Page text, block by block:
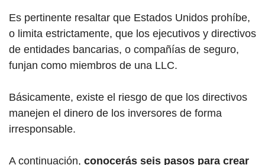
Es pertinente resaltar que Estados Unidos prohíbe,
o limita estrictamente, que los ejecutivos y directivos
de entidades bancarias, o compañías de seguro,
funjan como miembros de una LLC.
Básicamente, existe el riesgo de que los directivos
manejen el dinero de los inversores de forma
irresponsable.
A continuación, conocerás seis pasos para crear